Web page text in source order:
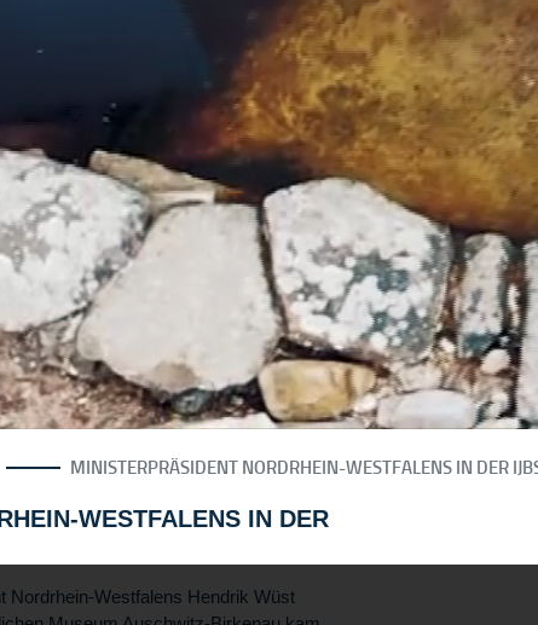
MINISTERPRÄSIDENT NORDRHEIN-WESTFALENS IN DER
WESTFALENS IN DER
Nordrhein-Westfalens Hendrik Wüst